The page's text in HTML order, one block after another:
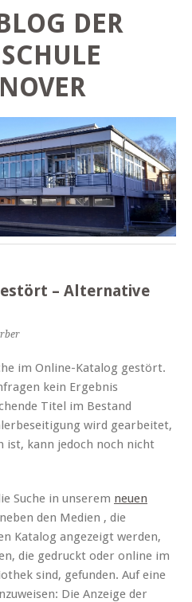
DER
– Alternative
im Online-Katalog gestört.
kein Ergebnis
Titel im Bestand
wird gearbeitet,
ist, kann jedoch noch nicht
Suche in unserem neuen
den Medien , die
Katalog angezeigt werden,
die gedruckt oder online im
sind, gefunden. Auf eine
Die Anzeige der